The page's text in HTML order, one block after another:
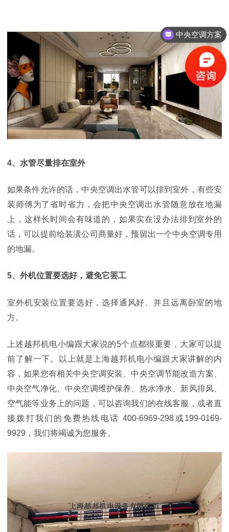
4、水管尽量排在室外
如果条件允许的话，中央空调出水管可以排到室外，有些安
装师傅为了省时省力，会把中央空调出水管随意放在地漏
上，这样长时间会有味道的，如果实在没办法排到室外的
话，可以提前给装潢公司商量好，预留出一个中央空调专用
的地漏。
5、外机位置要选好，避免它罢工
室外机安装位置要选好，选择通风好、并且远离卧室的地
方。
上述越邦机电小编跟大家说的5个点都很重要，大家可以提
前了解一下。
以上就是上海越邦机电小编跟大家讲解的内
容，如果您有相关中央空调安装、中央空调节能改造方案、
中央空气净化、中央空调维护保养、热水净水、新风排风、
空气能等业务上的问题，可以咨询我们的在线客服，或者直
接拨打我们的免费热线电话 400-6969-298或199-0169-
9929，我们将竭诚为您服务。
中央空调方案